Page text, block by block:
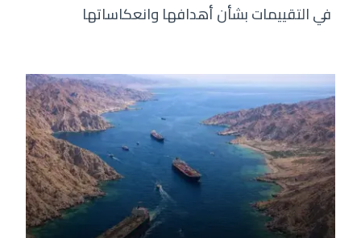
في التقييمات بشأن أهدافها وانعكاساتها